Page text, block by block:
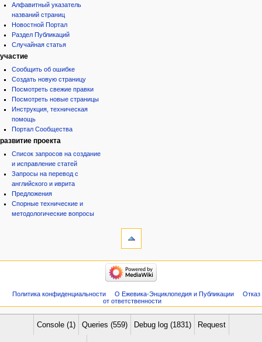
Алфавитный указатель
названий страниц
Новостной Портал
Раздел Публикаций
Случайная статья
участие
Сообщить об ошибке
Создать новую страницу
Посмотреть свежие правки
Посмотреть новые страницы
Инструкция, техническая
помощь
Портал Сообщества
развитие проекта
Список запросов на создание
и исправление статей
Запросы на перевод с
английского и иврита
Предложения
Спорные технические и
методологические вопросы
категории
Народ
Проекты
Проекты/Участники/
дополнения
Публикации:Авторы
Публикации:Статьи по типу
Политика конфиденциальности О Ежевика-Энциклопедия и Публикации
Отказ
от ответственности
Console (1) Queries (559) Debug log (1831) Request